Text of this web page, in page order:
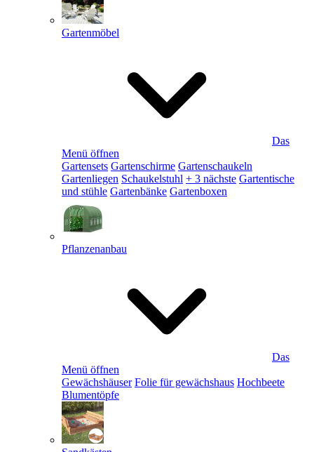
Gartenmöbel
Das
Menü öffnen
Gartensets Gartenschirme Gartenschaukeln
Gartenliegen Schaukelstuhl + 3 nächste Gartentische
und stühle Gartenbänke Gartenboxen
Pflanzenanbau
Das
Menü öffnen
Gewächshäuser Folie für gewächshaus Hochbeete
Blumentöpfe